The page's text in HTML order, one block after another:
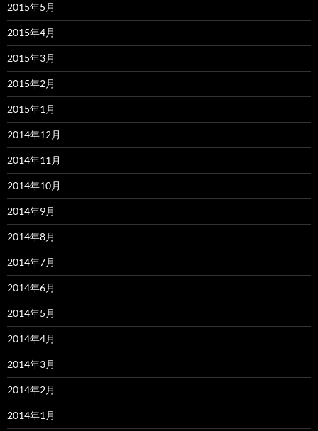
2015年5月
2015年4月
2015年3月
2015年2月
2015年1月
2014年12月
2014年11月
2014年10月
2014年9月
2014年8月
2014年7月
2014年6月
2014年5月
2014年4月
2014年3月
2014年2月
2014年1月